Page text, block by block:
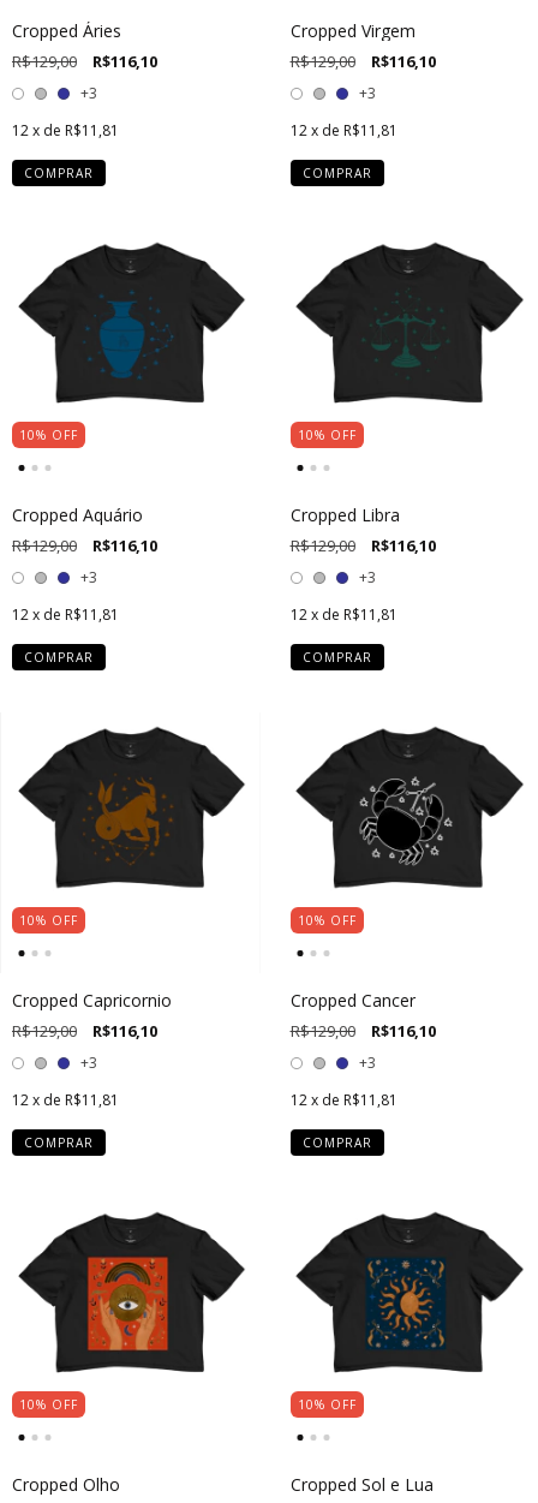
Cropped Áries
R$129,00 R$116,10
+3
12x de R$11,81
COMPRAR
Cropped Virgem
R$129,00 R$116,10
+3
12 x de R$11,81
COMPRAR
10% OFF
Cropped Aquário
R$129,00 R$116,10
+3
12x de R$11,81
COMPRAR
10% OFF
Cropped Libra
R$129,00 R$116,10
+3
12 x de R$11,81
COMPRAR
10% OFF
Cropped Capricornio
R$129,00 R$116,10
+3
12x de R$11,81
COMPRAR
10% OFF
Cropped Cancer
R$129,00 R$116,10
+3
12 x de R$11,81
COMPRAR
10% OFF
Cropped Olho
10% OFF
Cropped Sol e Lua